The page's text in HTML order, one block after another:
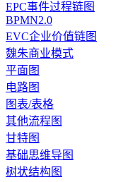
EPC事件过程链图
BPMN2.0
EVC企业价值链图
魏朱商业模式
平面图
电路图
图表/表格
其他流程图
甘特图
基础思维导图
树状结构图